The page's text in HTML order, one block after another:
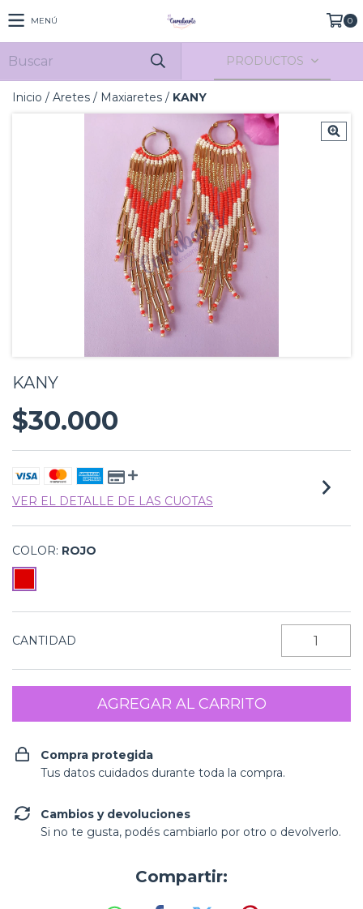
MENÚ 0
PRODUCTOS
Inicio / Aretes / Maxiaretes / KANY
KANY
$30.000
VER EL DETALLE DE LAS CUOTAS
COLOR: ROJO
CANTIDAD
Compra protegida
Tus datos cuidados durante toda la compra.
Cambios y devoluciones
Si no te gusta, podés cambiarlo por otro o devolverlo.
Compartir: